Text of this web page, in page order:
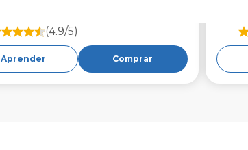
(4.9/5)
Aprender Comprar